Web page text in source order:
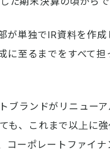
が単独でIR資料を作
至るまでをすべて担
ブランドがリニュー
も、これまで以上に
コーポレートファイ